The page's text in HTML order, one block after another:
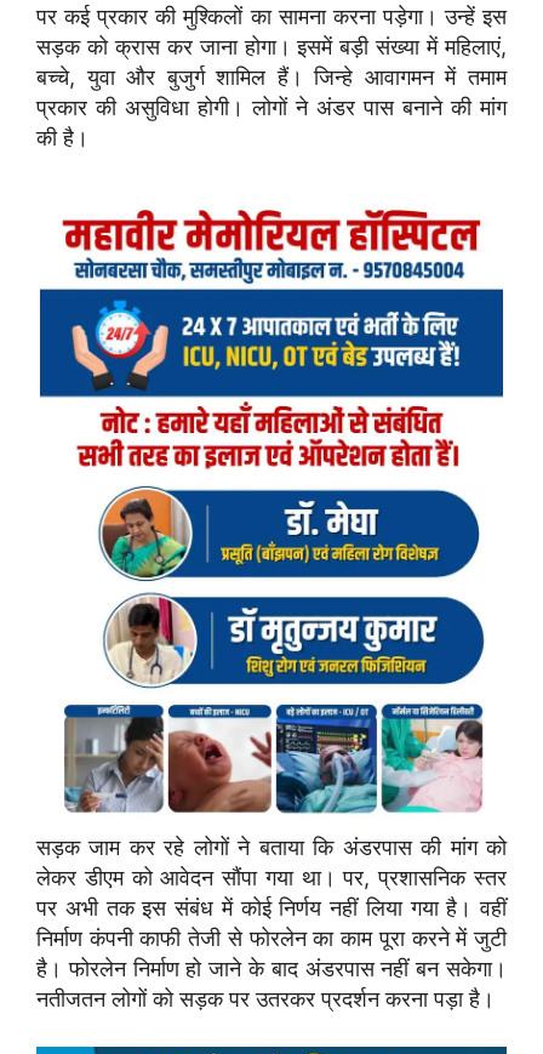
पर कई प्रकार की मुश्किलों का सामना करना पड़ेगा। उन्हें इस
सड़क को क्रास कर जाना होगा। इसमें बड़ी संख्या में महिलाएं,
बच्चे, युवा और बुजुर्ग शामिल हैं। जिन्हे आवागमन में तमाम
प्रकार की असुविधा होगी। लोगों ने अंडर पास बनाने की मांग
की है।
सड़क जाम कर रहे लोगों ने बताया कि अंडरपास की मांग को
लेकर डीएम को आवेदन सौंपा गया था। पर, प्रशासनिक स्तर
पर अभी तक इस संबंध में कोई निर्णय नहीं लिया गया है। वहीं
निर्माण कंपनी काफी तेजी से फोरलेन का काम पूरा करने में जुटी
है। फोरलेन निर्माण हो जाने के बाद अंडरपास नहीं बन सकेगा।
नतीजतन लोगों को सड़क पर उतरकर प्रदर्शन करना पड़ा है।